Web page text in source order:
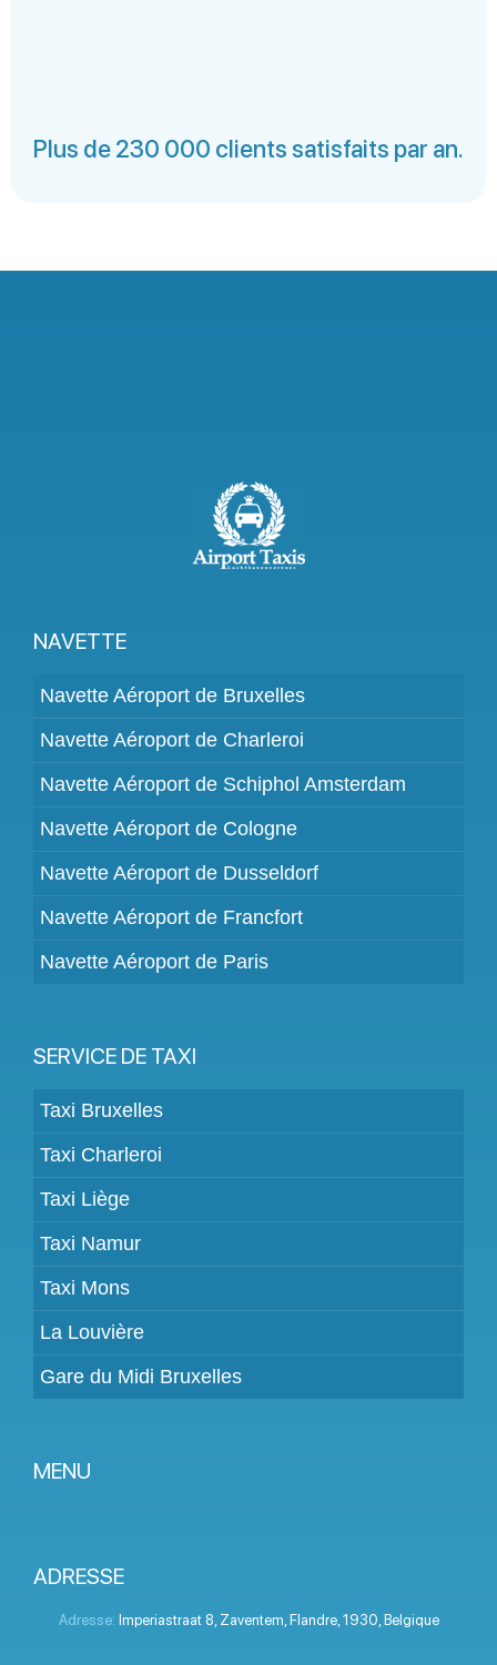
Plus de 230 000 clients satisfaits par an.
NAVETTE
Navette Aéroport de Bruxelles
Navette Aéroport de Charleroi
Navette Aéroport de Schiphol Amsterdam
Navette Aéroport de Cologne
Navette Aéroport de Dusseldorf
Navette Aéroport de Francfort
Navette Aéroport de Paris
SERVICE DE TAXI
Taxi Bruxelles
Taxi Charleroi
Taxi Liège
Taxi Namur
Taxi Mons
La Louvière
Gare du Midi Bruxelles
MENU
Tarifs
Espace Client
ADRESSE
Adresse: Imperiastraat 8 Zaventem Flandre, 1930 Belgique